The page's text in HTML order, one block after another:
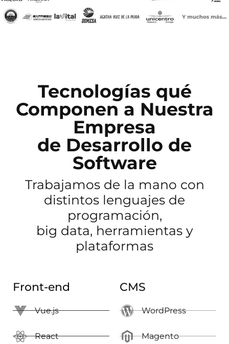
Tecnologías qué
Componen a Nuestra
Empresa
de Desarrollo de
Software
Trabajamos de la mano con
distintos lenguajes de
programación,
big data, herramientas y
plataformas
Front-end
Vue.js
React
CMS
WordPress
Magento